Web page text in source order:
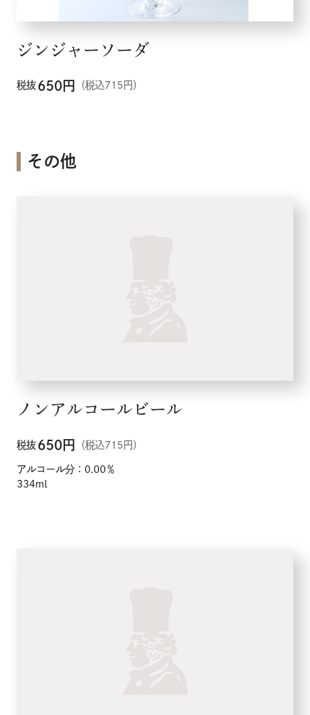
ジンジャーソーダ
税抜 650円 （税込715円）
その他
ノンアルコールビール
税抜 650円 （税込715円）
アルコール分：0.00％
334ml